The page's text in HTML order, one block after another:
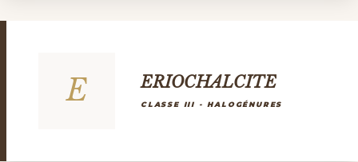
E ERIOCHALCITE
CLASSE III - HALOGÉNURES